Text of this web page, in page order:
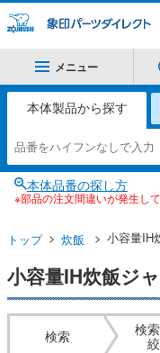
メニュー
本体製品から探す
本体品番の探し方
※部品の注文間違いが発生し
トップ 炊飯 小容量IH
小容量IH炊飯ジ
検索
検